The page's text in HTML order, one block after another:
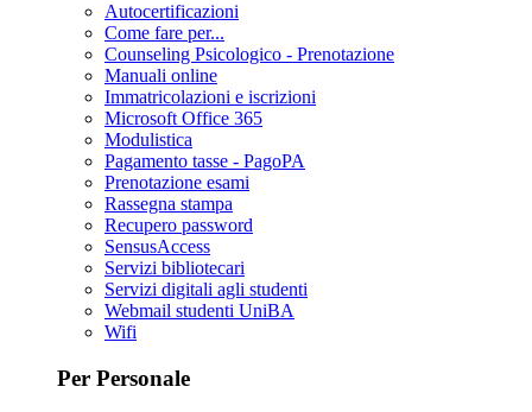
Autocertificazioni
Come fare per...
Counseling Psicologico - Prenotazione
Manuali online
Immatricolazioni e iscrizioni
Microsoft Office 365
Modulistica
Pagamento tasse - PagoPA
Prenotazione esami
Rassegna stampa
Recupero password
SensusAccess
Servizi bibliotecari
Servizi digitali agli studenti
Webmail studenti UniBA
Wifi
Per Personale